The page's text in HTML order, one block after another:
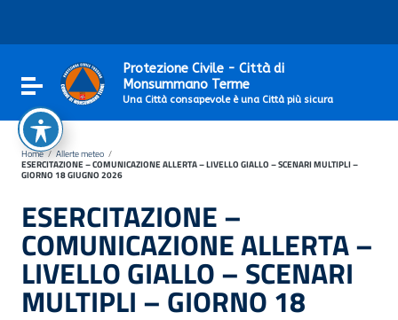
Vai al footer
Attiva / disattiva la navigazione
Protezione Civile - Città di
Monsummano Terme
Una Città consapevole è una Città più sicura
Home / Allerte meteo /
ESERCITAZIONE – COMUNICAZIONE ALLERTA – LIVELLO GIALLO – SCENARI MULTIPLI –
GIORNO 18 GIUGNO 2026
ESERCITAZIONE –
COMUNICAZIONE ALLERTA –
LIVELLO GIALLO – SCENARI
MULTIPLI – GIORNO 18